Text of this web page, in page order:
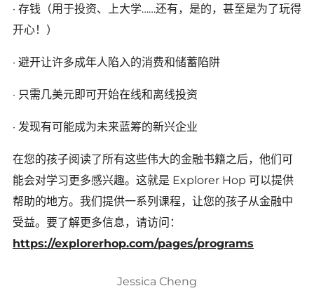
· 存钱（用于投资、上大学……还有，是的，甚至是为了玩得
开心！）
· 避开让许多成年人陷入的消费和储蓄陷阱
· 只需几美元即可开始在线和离线投资
· 发现有可能成为未来蓝筹的新兴企业
在您的孩子阅读了所有这些伟大的金融书籍之后，他们可
能会对学习更多感兴趣。这就是 Explorer Hop 可以提供
帮助的地方。我们提供一系列课程，让您的孩子从金融中
受益。要了解更多信息，请访问：
https://explorerhop.com/pages/programs
Jessica Cheng